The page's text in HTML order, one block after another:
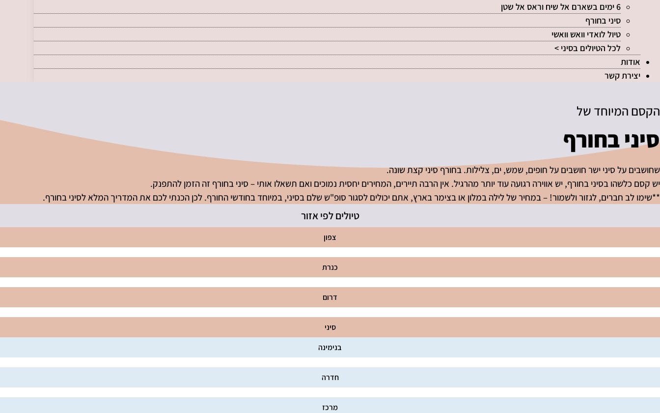
6 ימים בשארם אל שיח וראס אל שטן
סיני בחורף
טיול לואדי וואש וואשי
לכל הטיולים בסיני >
אודות
יצירת קשר
הקסם המיוחד של
סיני בחורף
שחושבים על סיני ישר חושבים על חופים, שמש, ים, צלילות. בחורף סיני קצת שונה.
יש קסם כלשהו בסיני בחורף, יש אווירה רגועה עוד יותר מהרגיל. אין הרבה תיירים, המחירים יחסית נמוכים ואם תשאלו אותי – סיני בחורף זה הזמן להתפנק.
**שימו לב חברים, לגזור ולשמור! – במחיר של לילה במלון או בצימר בארץ, אתם יכולים לסגור סופ"ש שלם בסיני, במיוחד בחודשי החורף. לכן הכנתי לכם את המדריך המלא לסיני בחורף.
טיולים לפי אזור
צפון
כנרת
דרום
סיני
בנימינה
חדרה
מרכז